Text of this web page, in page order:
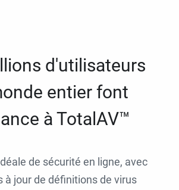
d'utilisateurs
entier font
à TotalAV™
de sécurité en ligne, avec
à jour de définitions de virus